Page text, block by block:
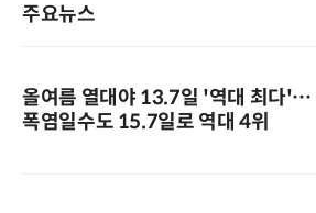
주요뉴스
올여름 열대야 13.7일 '역대 최다'…
폭염일수도 15.7일로 역대 4위